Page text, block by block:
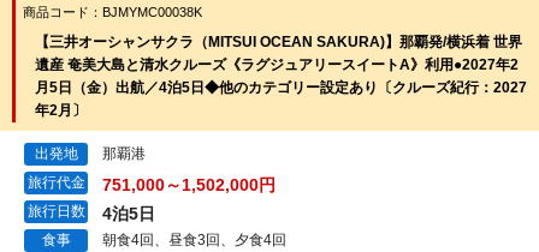
商品コード：BJMYMC00038K
【三井オーシャンサクラ（MITSUI OCEAN SAKURA)】那覇発/横浜着 世界
遺産 奄美大島と清水クルーズ《ラグジュアリースイートA》利用●2027年2
月5日（金）出航／4泊5日◆他のカテゴリー設定あり〔クルーズ紀行：2027
年2月〕
出発地
那覇港
旅行代金
751,000～1,502,000円
旅行日数 4泊5日
食事
朝食4回、昼食3回、夕食4回